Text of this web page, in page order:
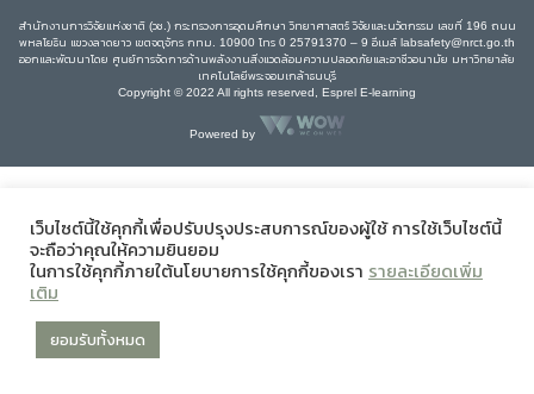
สำนักงานการวิจัยแห่งชาติ (วช.) กระทรวงการอุดมศึกษา วิทยาศาสตร์ วิจัยและนวัตกรรม เลขที่ 196 ถนน
พหลโยธิน แขวงลาดยาว เขตจตุจักร กทม. 10900 โทร 0 25791370 – 9 อีเมล์ labsafety@nrct.go.th
ออกและพัฒนาโดย ศูนย์การจัดการด้านพลังงานสิ่งแวดล้อมความปลอดภัยและอาชีวอนามัย มหาวิทยาลัย
เทคโนโลยีพระจอมเกล้าธนบุรี
Copyright © 2022 All rights reserved, Esprel E-learning
Powered by
เว็บไซต์นี้ใช้คุกกี้เพื่อปรับปรุงประสบการณ์ของผู้ใช้ การใช้เว็บไซต์นี้
จะถือว่าคุณให้ความยินยอม
ในการใช้คุกกี้ภายใต้นโยบายการใช้คุกกี้ของเรา รายละเอียดเพิ่ม
เติม
ยอมรับทั้งหมด